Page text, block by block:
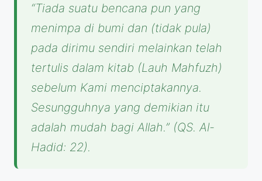
“Tiada suatu bencana pun yang
menimpa di bumi dan (tidak pula)
pada dirimu sendiri melainkan telah
tertulis dalam kitab (Lauh Mahfuzh)
sebelum Kami menciptakannya.
Sesungguhnya yang demikian itu
adalah mudah bagi Allah.” (QS. Al-
Hadid: 22).